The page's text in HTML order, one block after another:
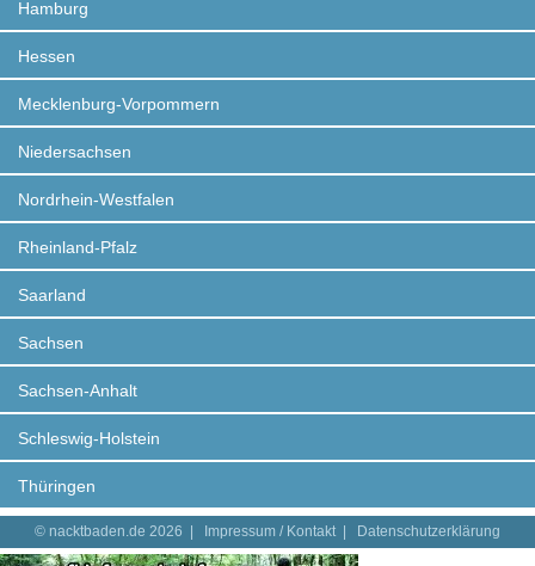
Hamburg
Hessen
Mecklenburg-Vorpommern
Niedersachsen
Nordrhein-Westfalen
Rheinland-Pfalz
Saarland
Sachsen
Sachsen-Anhalt
Schleswig-Holstein
Thüringen
© nacktbaden.de 2026 | Impressum / Kontakt| Datenschutzerklärung